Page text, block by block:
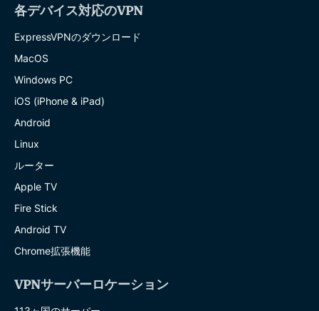
各デバイス対応のVPN
ExpressVPNのダウンロード
MacOS
Windows PC
iOS (iPhone & iPad)
Android
Linux
ルーター
Apple TV
Fire Stick
Android TV
Chrome拡張機能
VPNサーバーロケーション